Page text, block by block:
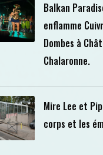
Balkan
enflamme
Dombes à
Chalaronne.
Mire Lee et
corps et les